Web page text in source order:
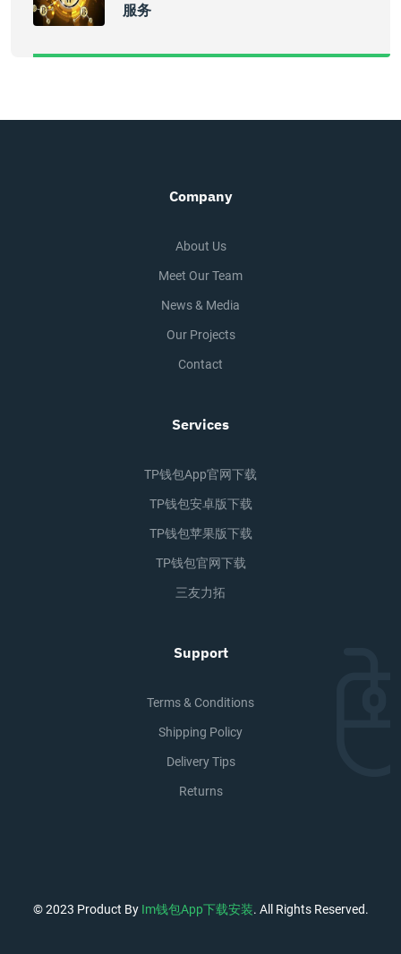
服务
Company
About Us
Meet Our Team
News & Media
Our Projects
Contact
Services
TP钱包app官网下载
TP钱包安卓版下载
TP钱包苹果版下载
TP钱包官网下载
三友力拓
Support
Terms & Conditions
Shipping Policy
Delivery Tips
Returns
© 2023 Product By Im钱包app下载安装. All Rights Reserved.